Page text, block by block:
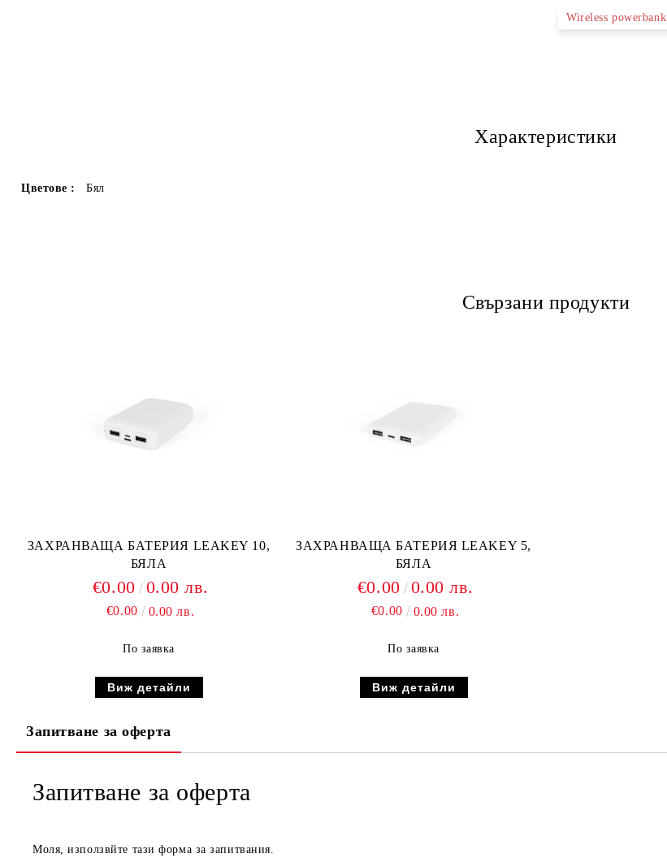
Wireless powerbank
Характеристики
Цветове : Бял
Свързани продукти
ЗАХРАНВАЩА БАТЕРИЯ LEAKEY 10,
БЯЛА
€0.00 0.00 лв.
€0.00 0.00 лв.
По заявка
Виж детайли
ЗАХРАНВАЩА БАТЕРИЯ LEAKEY 5,
БЯЛА
€0.00 0.00 лв.
€0.00 0.00 лв.
По заявка
Виж детайли
Запитване за оферта
Запитване за оферта
Моля, използвйте тази форма за запитвания.